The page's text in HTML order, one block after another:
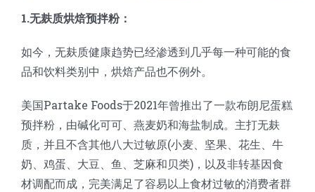
1.无麸质烘焙预拌粉：
如今，无麸质健康趋势已经渗透到几乎每一种可能的食
品和饮料类别中，烘焙产品也不例外。
美国Partake Foods于2021年曾推出了一款布朗尼蛋糕
预拌粉，由碱化可可、燕麦奶和海盐制成。主打无麸
质，并且不含其他八大过敏原(小麦、坚果、花生、牛
奶、鸡蛋、大豆、鱼、芝麻和贝类)，以及非转基因食
材调配而成，完美满足了容易以上食材过敏的消费者群